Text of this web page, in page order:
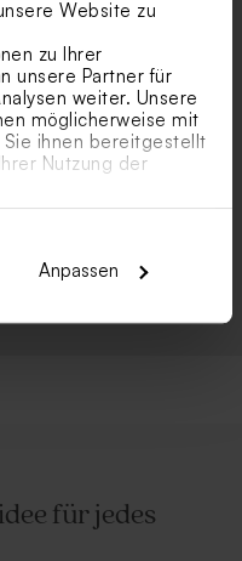
Website zu
zu Ihrer
unsere Partner für
weiter. Unsere
möglicherweise mit
ihnen bereitgestellt
Nutzung der
Anpassen
Versand, damit du
schnellstmöglich
für jedes